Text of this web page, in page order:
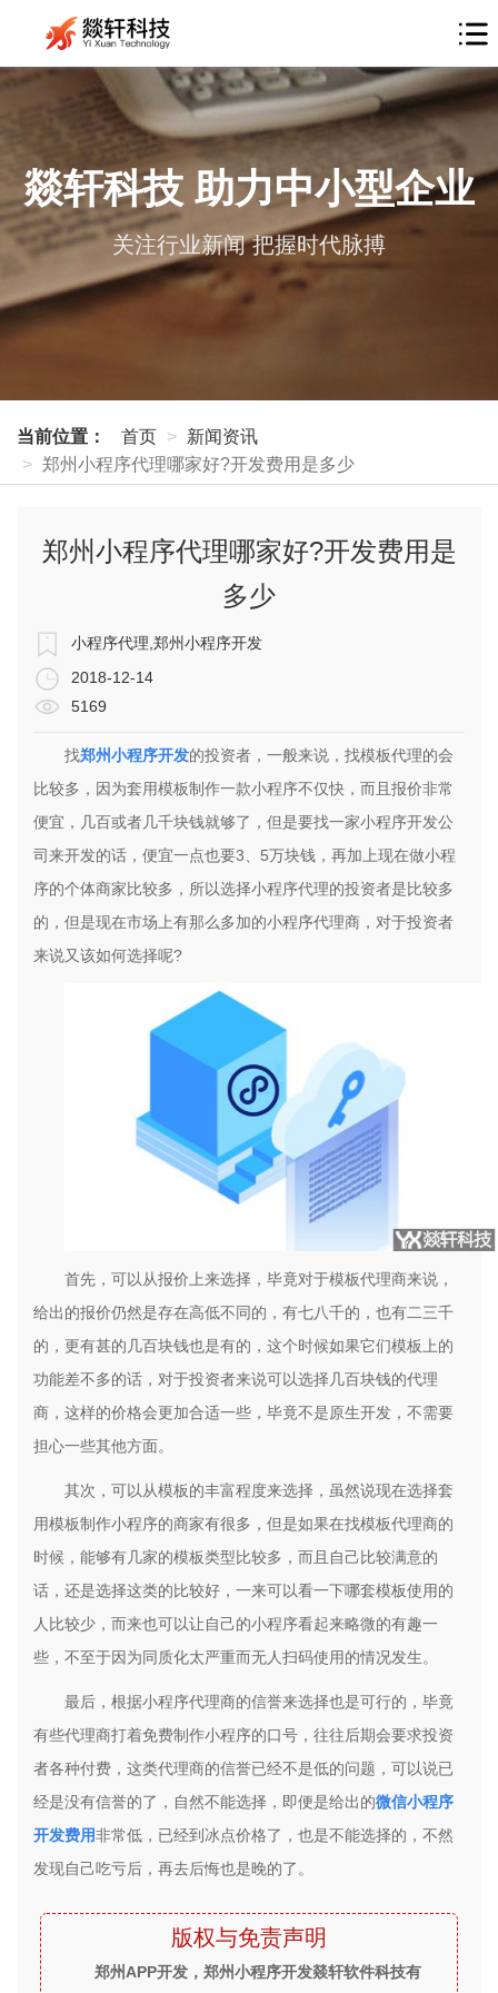
燚轩科技 助力中小型企业
关注行业新闻 把握时代脉搏
当前位置： 首页
新闻资讯
郑州小程序代理哪家好?开发费用是多少
郑州小程序代理哪家好?开发费用是
多少
小程序代理,郑州小程序开发
2018-12-14
5169
找郑州小程序开发的投资者，一般来说，找模板代理的会
比较多，因为套用模板制作一款小程序不仅快，而且报价非常
便宜，几百或者几千块钱就够了，但是要找一家小程序开发公
司来开发的话，便宜一点也要3、5万块钱，再加上现在做小程
序的个体商家比较多，所以选择小程序代理的投资者是比较多
的，但是现在市场上有那么多加的小程序代理商，对于投资者
来说又该如何选择呢?
首先，可以从报价上来选择，毕竟对于模板代理商来说，
给出的报价仍然是存在高低不同的，有七八千的，也有二三千
的，更有甚的几百块钱也是有的，这个时候如果它们模板上的
功能差不多的话，对于投资者来说可以选择几百块钱的代理
商，这样的价格会更加合适一些，毕竟不是原生开发，不需要
担心一些其他方面。
其次，可以从模板的丰富程度来选择，虽然说现在选择套
用模板制作小程序的商家有很多，但是如果在找模板代理商的
时候，能够有几家的模板类型比较多，而且自己比较满意的
话，还是选择这类的比较好，一来可以看一下哪套模板使用的
人比较少，而来也可以让自己的小程序看起来略微的有趣一
些，不至于因为同质化太严重而无人扫码使用的情况发生。
最后，根据小程序代理商的信誉来选择也是可行的，毕竟
有些代理商打着免费制作小程序的口号，往往后期会要求投资
者各种付费，这类代理商的信誉已经不是低的问题，可以说已
经是没有信誉的了，自然不能选择，即便是给出的微信小程序
开发费用非常低，已经到冰点价格了，也是不能选择的，不然
发现自己吃亏后，再去后悔也是晚的了。
版权与免责声明
郑州APP开发，郑州小程序开发燚轩软件科技有